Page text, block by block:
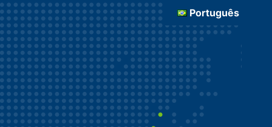
Português